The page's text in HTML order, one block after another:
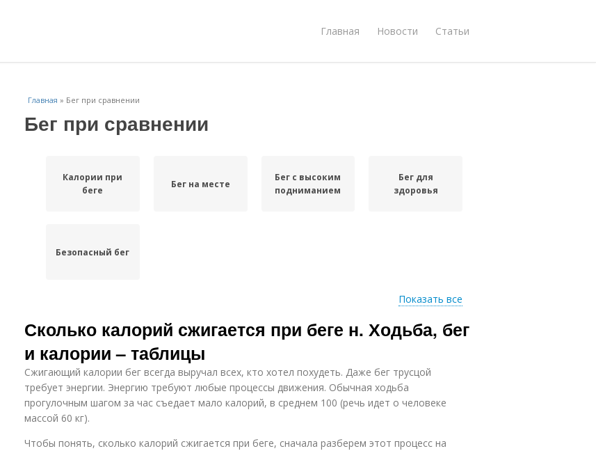
Главная Новости Статьи
Главная » Бег при сравнении
Бег при сравнении
Калории при
беге
Бег на месте
Бег с высоким
подниманием
Бег для
здоровья
Безопасный бег
Показать все
Сколько калорий сжигается при беге н. Ходьба, бег
и калории – таблицы
Сжигающий калории бег всегда выручал всех, кто хотел похудеть. Даже бег трусцой
требует энергии. Энергию требуют любые процессы движения. Обычная ходьба
прогулочным шагом за час съедает мало калорий, в среднем 100 (речь идет о человеке
массой 60 кг).
Чтобы понять, сколько калорий сжигается при беге, сначала разберем этот процесс на